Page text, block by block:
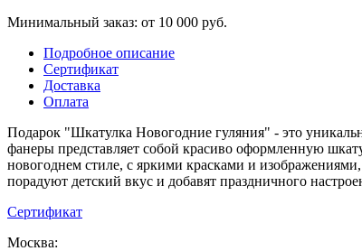
Минимальный заказ: от 10 000 руб.
Подробное описание
Сертификат
Доставка
Оплата
Подарок "Шкатулка Новогодние гуляния" - это
фанеры представляет собой красиво оформленную
новогоднем стиле, с яркими красками и
порадуют детский вкус и добавят праздничного
Сертификат
Москва: